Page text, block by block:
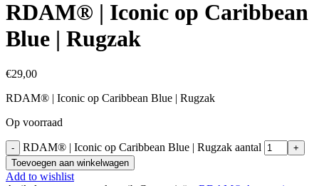
RDAM® | Iconic op Caribbean
Blue | Rugzak
€29,00
RDAM® | Iconic op Caribbean Blue | Rugzak
Op voorraad
RDAM® | Iconic op Caribbean Blue | Rugzak aantal
Toevoegen aan winkelwagen
Add to wishlist